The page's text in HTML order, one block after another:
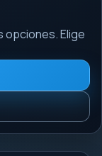
opciones. Elige